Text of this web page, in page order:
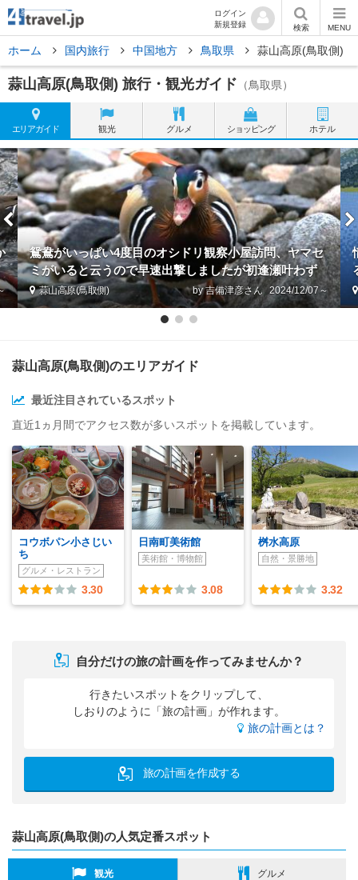
ログイン
新規登録
検索 MENU
ホーム 国内旅行 中国地方 鳥取県 蒜山高原(鳥取側)
蒜山高原(鳥取側) 旅行・観光ガイド （鳥取県）
エリアガイド 観光 グルメ ショッピング ホテル
鴛鴦がいっぱい4度目のオシドリ観察小屋訪問、ヤマセ
ミがいると云うので早速出撃しましたが初逢瀬叶わず
蒜山高原(鳥取側) by 吉備津彦 2024/12/07～
蒜山高原(鳥取側)のエリアガイド
最近注目されているスポット
直近1ヵ月間でアクセス数が多いスポットを掲載しています。
コウボパン小さじい
ち
グルメ・レストラン
3.30
日南町美術館
美術館・博物館
3.08
桝水高原
自然・景勝地
3.32
自分だけの旅の計画を作ってみませんか？
行きたいスポットをクリップして、
しおりのように「旅の計画」が作れます。
旅の計画とは？
旅の計画を作成する
蒜山高原(鳥取側)の人気定番スポット
観光 グルメ